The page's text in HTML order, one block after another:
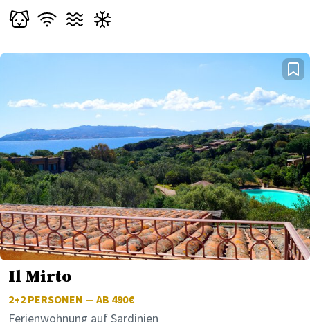
Il Mirto
2+2 PERSONEN — AB 490€
Ferienwohnung auf Sardinien